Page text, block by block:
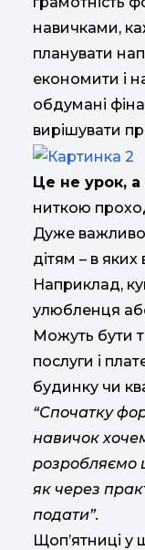
навичками,
планувати
економити і
обдумані
вирішувати
Це не урок, а
ниткою
Дуже важливо
дітям – в
Наприклад,
улюбленця
Можуть бути
послуги і
будинку чи
“Спочатку
навичок
розробляємо
як через
подати”.
Щоп’ятниці у